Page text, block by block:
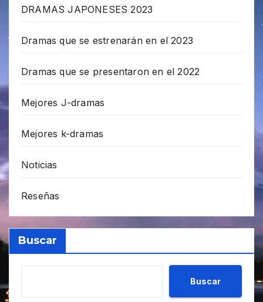
DRAMAS JAPONESES 2023
Dramas que se estrenarán en el 2023
Dramas que se presentaron en el 2022
Mejores J-dramas
Mejores k-dramas
Noticias
Reseñas
Buscar
Buscar